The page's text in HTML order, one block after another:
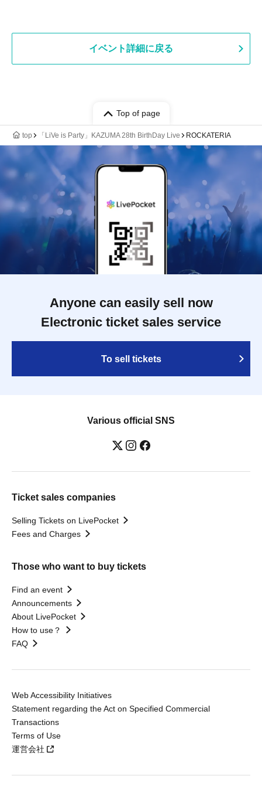
イベント詳細に戻る
Top of page
top 「LiVe is Party」KAZUMA 28th BirthDay Live ROCKATERIA
Anyone can easily sell now
Electronic ticket sales service
To sell tickets
Various official SNS
Ticket sales companies
Selling Tickets on LivePocket
Fees and Charges
Those who want to buy tickets
Find an event
Announcements
About LivePocket
How to use？
FAQ
Web Accessibility Initiatives
Statement regarding the Act on Specified Commercial
Transactions
Terms of Use
運営会社